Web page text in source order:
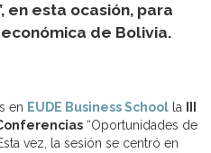
en esta ocasión, para
de Bolivia.
en EUDE Business School la
“Oportunidades de
vez, la sesión se centró en